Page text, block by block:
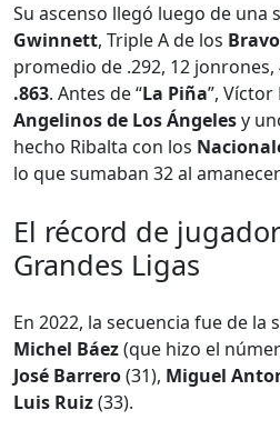
Su ascenso llegó luego de una
Gwinnett, Triple A de los
promedio de .292, 12
.863. Antes de “La Piña”,
Angelinos de Los Ángelesy
hecho Ribalta con los
lo que sumaban 32 al
El récord de
Grandes Ligas
En 2022, la secuencia fue de la
Michel Báez(que hizo el
José Barrero(31), Miguel
Luis Ruiz(33).